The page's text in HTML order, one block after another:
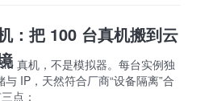
：把 100 台真机搬到云
真机，不是模拟器。每台实例独
IP，天然符合厂商“设备隔离”合
点：